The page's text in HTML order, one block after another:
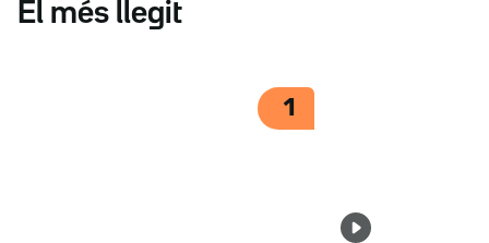
El més llegit
1